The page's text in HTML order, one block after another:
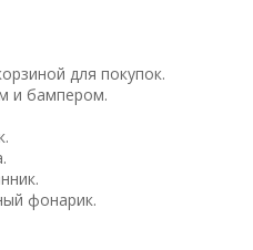
для покупок.
и бампером.
фонарик.